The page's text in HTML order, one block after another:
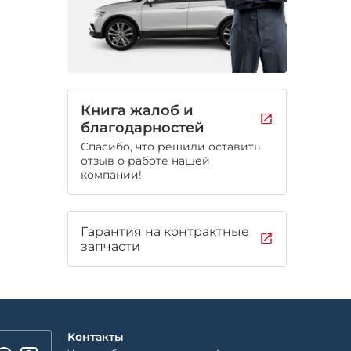
Книга жалоб и
благодарностей
Спасибо, что решили оставить
отзыв о работе нашей
компании!
Гарантия на контрактные
запчасти
Контакты